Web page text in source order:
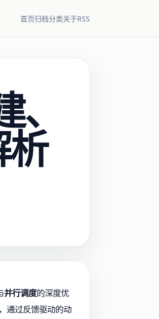
首页归档分类关于RSS
并行调度的深度优
通过反馈驱动的动